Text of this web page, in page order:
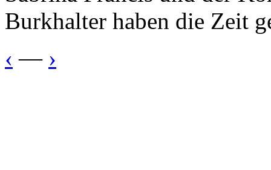
Burkhalter haben die Zeit
‹ — ›